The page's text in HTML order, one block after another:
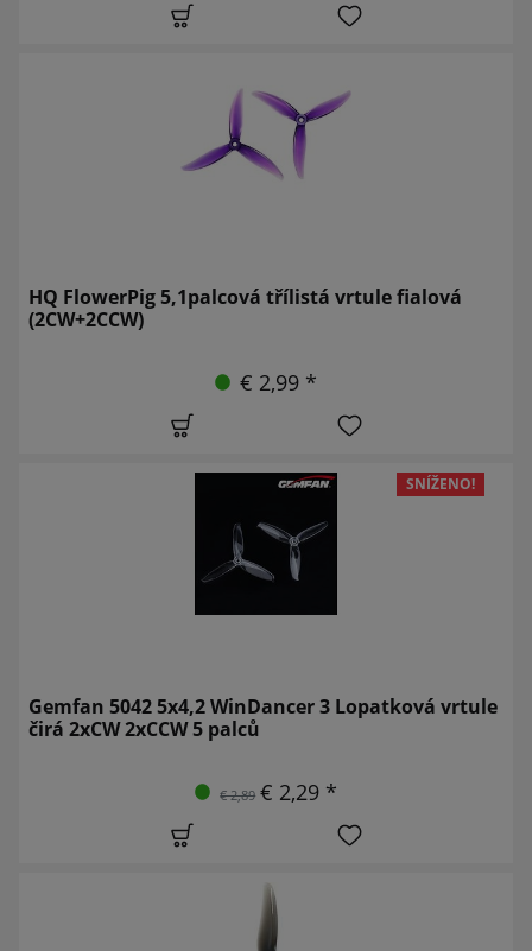
HQ FlowerPig 5,1palcová třílistá vrtule fialová
(2CW+2CCW)
€ 2,99 *
SNÍŽENO!
Gemfan 5042 5x4,2 WinDancer 3 Lopatková vrtule
čirá 2xCW 2xCCW 5 palců
€ 2,89 € 2,29 *